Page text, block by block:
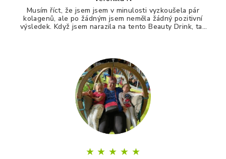
Musím říct, že jsem jsem v minulosti vyzkoušela pár
kolagenů, ale po žádným jsem neměla žádný pozitivní
výsledek. Když jsem narazila na tento Beauty Drink, tak
★ ★ ★ ★ ★